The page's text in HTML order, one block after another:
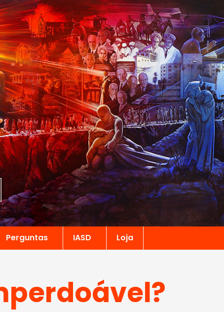
Perguntas IASD Loja